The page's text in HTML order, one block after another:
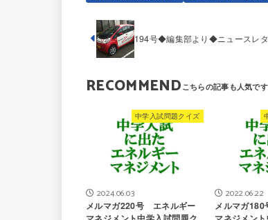
194号◆編集部より◆ニュースレ
RECOMMEND
中学入試問題クイズ
2024.06.03
メルマガ220号 エネルギー
2022.06.22
メルマガ